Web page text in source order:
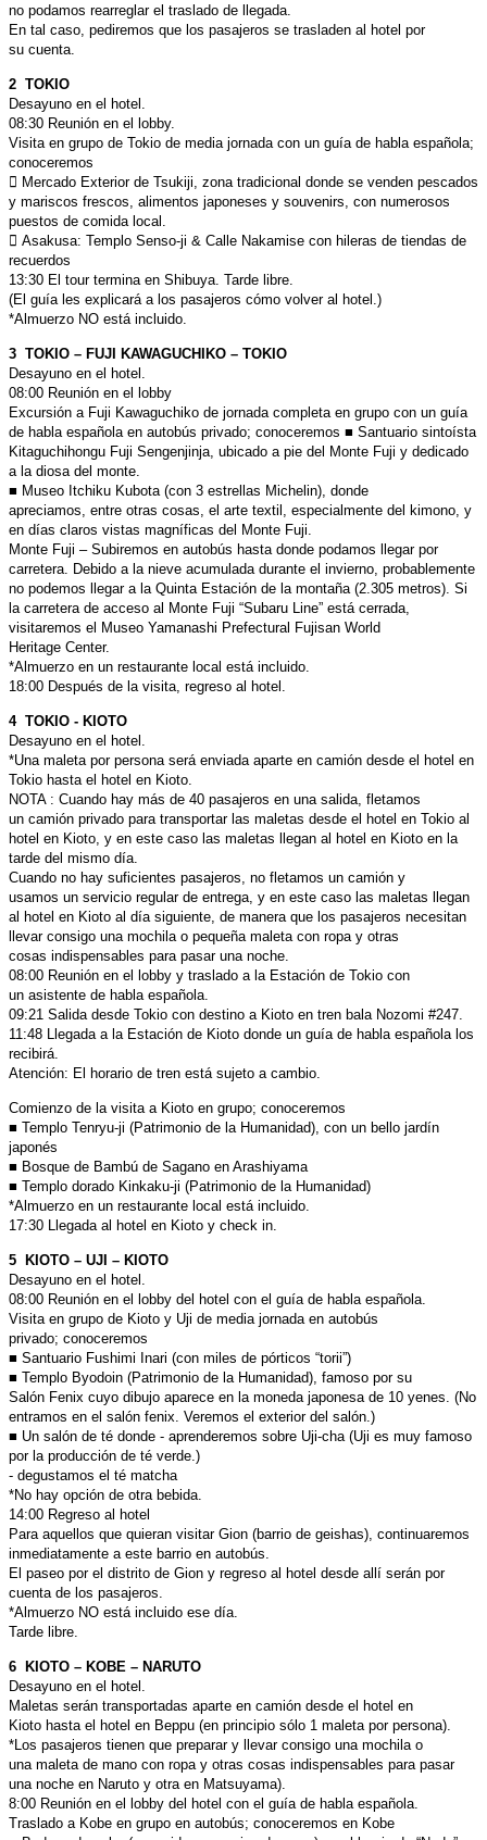
no podamos rearreglar el traslado de llegada.
En tal caso, pediremos que los pasajeros se trasladen al hotel por
su cuenta.
2 TOKIO
Desayuno en el hotel.
08:30 Reunión en el lobby.
Visita en grupo de Tokio de media jornada con un guía de habla española;
conoceremos
 Mercado Exterior de Tsukiji, zona tradicional donde se venden pescados
y mariscos frescos, alimentos japoneses y souvenirs, con numerosos
puestos de comida local.
 Asakusa: Templo Senso-ji & Calle Nakamise con hileras de tiendas de
recuerdos
13:30 El tour termina en Shibuya. Tarde libre.
(El guía les explicará a los pasajeros cómo volver al hotel.)
*Almuerzo NO está incluido.
3 TOKIO – FUJI KAWAGUCHIKO – TOKIO
Desayuno en el hotel.
08:00 Reunión en el lobby
Excursión a Fuji Kawaguchiko de jornada completa en grupo con un guía
de habla española en autobús privado; conoceremos ■ Santuario sintoísta
Kitaguchihongu Fuji Sengenjinja, ubicado a pie del Monte Fuji y dedicado
a la diosa del monte.
■ Museo Itchiku Kubota (con 3 estrellas Michelin), donde
apreciamos, entre otras cosas, el arte textil, especialmente del kimono, y
en días claros vistas magníficas del Monte Fuji.
Monte Fuji – Subiremos en autobús hasta donde podamos llegar por
carretera. Debido a la nieve acumulada durante el invierno, probablemente
no podemos llegar a la Quinta Estación de la montaña (2.305 metros). Si
la carretera de acceso al Monte Fuji “Subaru Line” está cerrada,
visitaremos el Museo Yamanashi Prefectural Fujisan World
Heritage Center.
*Almuerzo en un restaurante local está incluido.
18:00 Después de la visita, regreso al hotel.
4 TOKIO - KIOTO
Desayuno en el hotel.
*Una maleta por persona será enviada aparte en camión desde el hotel en
Tokio hasta el hotel en Kioto.
NOTA : Cuando hay más de 40 pasajeros en una salida, fletamos
un camión privado para transportar las maletas desde el hotel en Tokio al
hotel en Kioto, y en este caso las maletas llegan al hotel en Kioto en la
tarde del mismo día.
Cuando no hay suficientes pasajeros, no fletamos un camión y
usamos un servicio regular de entrega, y en este caso las maletas llegan
al hotel en Kioto al día siguiente, de manera que los pasajeros necesitan
llevar consigo una mochila o pequeña maleta con ropa y otras
cosas indispensables para pasar una noche.
08:00 Reunión en el lobby y traslado a la Estación de Tokio con
un asistente de habla española.
09:21 Salida desde Tokio con destino a Kioto en tren bala Nozomi #247.
11:48 Llegada a la Estación de Kioto donde un guía de habla española los
recibirá.
Atención: El horario de tren está sujeto a cambio.
Comienzo de la visita a Kioto en grupo; conoceremos
■ Templo Tenryu-ji (Patrimonio de la Humanidad), con un bello jardín
japonés
■ Bosque de Bambú de Sagano en Arashiyama
■ Templo dorado Kinkaku-ji (Patrimonio de la Humanidad)
*Almuerzo en un restaurante local está incluido.
17:30 Llegada al hotel en Kioto y check in.
5 KIOTO – UJI – KIOTO
Desayuno en el hotel.
08:00 Reunión en el lobby del hotel con el guía de habla española.
Visita en grupo de Kioto y Uji de media jornada en autobús
privado; conoceremos
■ Santuario Fushimi Inari (con miles de pórticos “torii”)
■ Templo Byodoin (Patrimonio de la Humanidad), famoso por su
Salón Fenix cuyo dibujo aparece en la moneda japonesa de 10 yenes. (No
entramos en el salón fenix. Veremos el exterior del salón.)
■ Un salón de té donde - aprenderemos sobre Uji-cha (Uji es muy famoso
por la producción de té verde.)
- degustamos el té matcha
*No hay opción de otra bebida.
14:00 Regreso al hotel
Para aquellos que quieran visitar Gion (barrio de geishas), continuaremos
inmediatamente a este barrio en autobús.
El paseo por el distrito de Gion y regreso al hotel desde allí serán por
cuenta de los pasajeros.
*Almuerzo NO está incluido ese día.
Tarde libre.
6 KIOTO – KOBE – NARUTO
Desayuno en el hotel.
Maletas serán transportadas aparte en camión desde el hotel en
Kioto hasta el hotel en Beppu (en principio sólo 1 maleta por persona).
*Los pasajeros tienen que preparar y llevar consigo una mochila o
una maleta de mano con ropa y otras cosas indispensables para pasar
una noche en Naruto y otra en Matsuyama).
8:00 Reunión en el lobby del hotel con el guía de habla española.
Traslado a Kobe en grupo en autobús; conoceremos en Kobe